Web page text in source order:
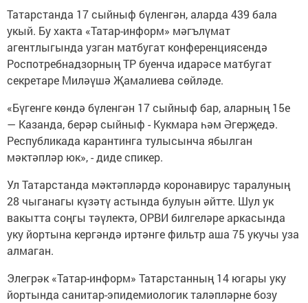
Татарстанда 17 сыйныф бүленгән, аларда 439 бала
укый. Бу хакта «Татар-информ» мәгълүмат
агентлыгында узган матбугат конференциясендә
Роспотребнадзорның ТР буенча идарәсе матбугат
секретаре Миләүшә Җамалиева сөйләде.
«Бүгенге көндә бүленгән 17 сыйныф бар, аларның 15е
— Казанда, берәр сыйныф - Кукмара һәм Әгерҗедә.
Республикада карантинга тулысынча ябылган
мәктәпләр юк», - диде спикер.
Ул Татарстанда мәктәпләрдә коронавирус таралуның
28 чыганагы күзәтү астында булуын әйтте. Шул ук
вакытта соңгы тәүлектә, ОРВИ билгеләре аркасында
уку йортына кергәндә иртәнге фильтр аша 75 укучы уза
алмаган.
Элегрәк «Татар-информ» Татарстанның 14 югары уку
йортында санитар-эпидемиологик таләпләрне бозу